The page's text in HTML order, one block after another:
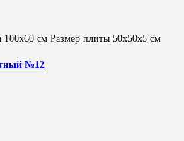
100х60 см Размер плиты 50х50х5 см
№12